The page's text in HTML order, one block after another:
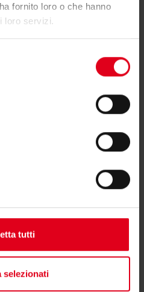
fornito loro o che hanno
loro servizi.
tutti
selezionati
per N1UB?
di zona.
zona
anche